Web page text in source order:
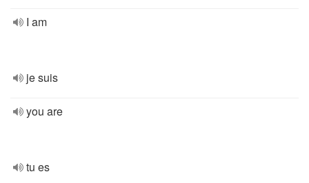
I am
je suis
you are
tu es